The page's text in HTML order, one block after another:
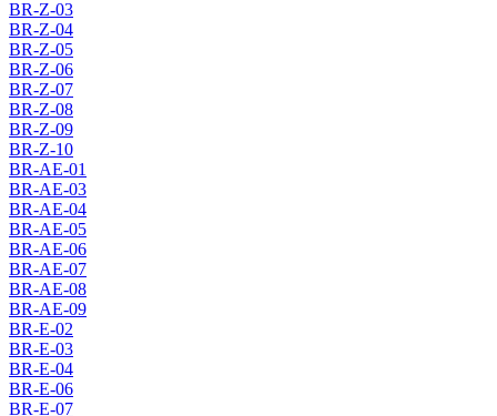
BR-Z-03
BR-Z-04
BR-Z-05
BR-Z-06
BR-Z-07
BR-Z-08
BR-Z-09
BR-Z-10
BR-AE-01
BR-AE-03
BR-AE-04
BR-AE-05
BR-AE-06
BR-AE-07
BR-AE-08
BR-AE-09
BR-E-02
BR-E-03
BR-E-04
BR-E-06
BR-E-07